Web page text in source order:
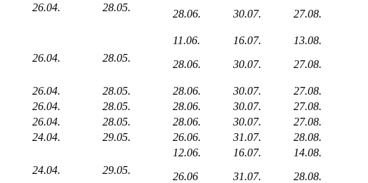
26.04. 28.05.
28.06.
30.07.
27.08.
26.04. 28.05.
11.06.
28.06.
16.07.
30.07.
13.08.
27.08.
26.04. 28.05. 28.06. 30.07. 27.08.
26.04. 28.05. 28.06. 30.07. 27.08.
26.04. 28.05. 28.06. 30.07. 27.08.
24.04. 29.05. 26.06. 31.07. 28.08.
24.04. 29.05.
12.06.
26.06
16.07.
31.07.
14.08.
28.08.